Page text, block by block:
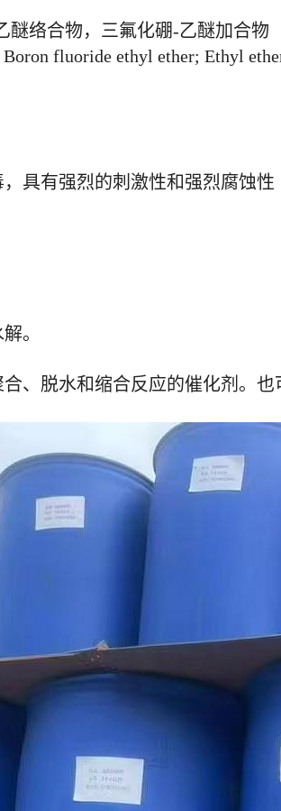
醚络合物，三氟化硼-乙醚加合物
fluoride ethyl ether; Ethyl
具有强烈的刺激性和强烈腐蚀性
。
、脱水和缩合反应的催化剂。